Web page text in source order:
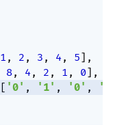
1 , 2 , 3 , 4, 5] ,
8, 4, 2 , 1 , 0] ,
[ '0' , '1' , '0' ,